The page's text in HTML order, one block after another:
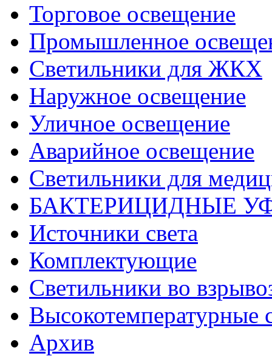
Торговое освещение
Промышленное
Светильники для ЖКХ
Наружное освещение
Уличное освещение
Аварийное освещение
Светильники для
БАКТЕРИЦИДНЫЕ
Источники света
Комплектующие
Светильники во
Высокотемпературные
Архив